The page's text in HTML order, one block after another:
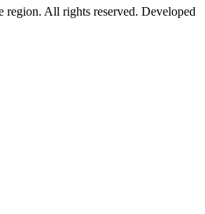
All rights reserved. Developed